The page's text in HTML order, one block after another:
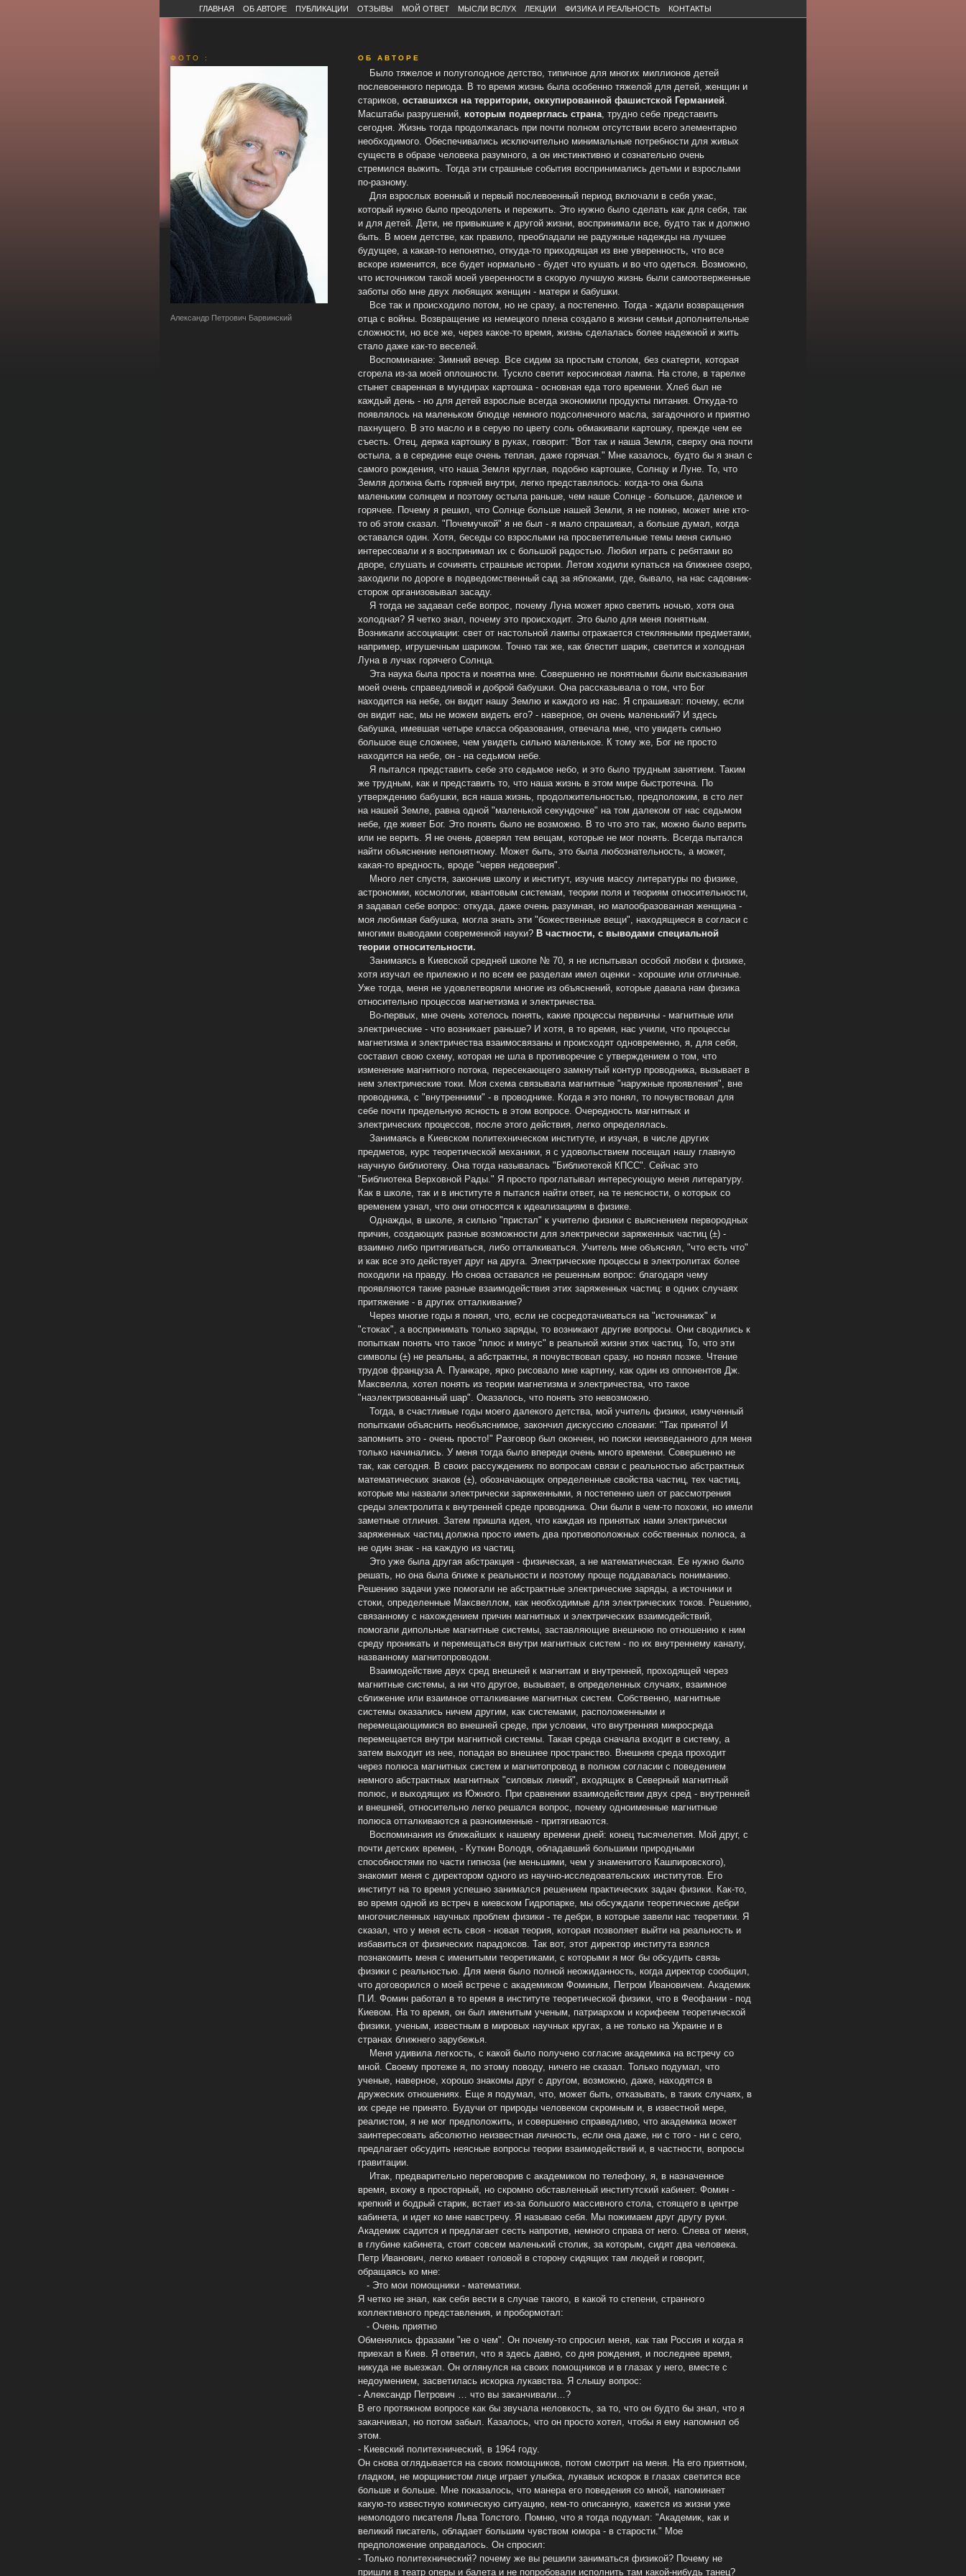
ГЛАВНАЯ ОБ АВТОРЕ ПУБЛИКАЦИИ ОТЗЫВЫ МОЙ ОТВЕТ МЫСЛИ ВСЛУХ ЛЕКЦИИ ФИЗИКА И РЕАЛЬНОСТЬ КОНТАКТЫ
Ф О Т О :
Александр Петрович Барвинский
О Б А В Т О Р Е
Было тяжелое и полуголодное детство, типичное для многих миллионов детей
послевоенного периода. В то время жизнь была особенно тяжелой для детей, женщин и
стариков, оставшихся на территории, оккупированной фашистской Германией.
Масштабы разрушений, которым подверглась страна, трудно себе представить
сегодня. Жизнь тогда продолжалась при почти полном отсутствии всего элементарно
необходимого. Обеспечивались исключительно минимальные потребности для живых
существ в образе человека разумного, а он инстинктивно и сознательно очень
стремился выжить. Тогда эти страшные события воспринимались детьми и взрослыми
по-разному.
Для взрослых военный и первый послевоенный период включали в себя ужас,
который нужно было преодолеть и пережить. Это нужно было сделать как для себя, так
и для детей. Дети, не привыкшие к другой жизни, воспринимали все, будто так и должно
быть. В моем детстве, как правило, преобладали не радужные надежды на лучшее
будущее, а какая-то непонятно, откуда-то приходящая из вне уверенность, что все
вскоре изменится, все будет нормально - будет что кушать и во что одеться. Возможно,
что источником такой моей уверенности в скорую лучшую жизнь были самоотверженные
заботы обо мне двух любящих женщин - матери и бабушки.
Все так и происходило потом, но не сразу, а постепенно. Тогда - ждали возвращения
отца с войны. Возвращение из немецкого плена создало в жизни семьи дополнительные
сложности, но все же, через какое-то время, жизнь сделалась более надежной и жить
стало даже как-то веселей.
Воспоминание: Зимний вечер. Все сидим за простым столом, без скатерти, которая
сгорела из-за моей оплошности. Тускло светит керосиновая лампа. На столе, в тарелке
стынет сваренная в мундирах картошка - основная еда того времени. Хлеб был не
каждый день - но для детей взрослые всегда экономили продукты питания. Откуда-то
появлялось на маленьком блюдце немного подсолнечного масла, загадочного и приятно
пахнущего. В это масло и в серую по цвету соль обмакивали картошку, прежде чем ее
съесть. Отец, держа картошку в руках, говорит: "Вот так и наша Земля, сверху она почти
остыла, а в середине еще очень теплая, даже горячая." Мне казалось, будто бы я знал с
самого рождения, что наша Земля круглая, подобно картошке, Солнцу и Луне. То, что
Земля должна быть горячей внутри, легко представлялось: когда-то она была
маленьким солнцем и поэтому остыла раньше, чем наше Солнце - большое, далекое и
горячее. Почему я решил, что Солнце больше нашей Земли, я не помню, может мне кто-
то об этом сказал. "Почемучкой" я не был - я мало спрашивал, а больше думал, когда
оставался один. Хотя, беседы со взрослыми на просветительные темы меня сильно
интересовали и я воспринимал их с большой радостью. Любил играть с ребятами во
дворе, слушать и сочинять страшные истории. Летом ходили купаться на ближнее озеро,
заходили по дороге в подведомственный сад за яблоками, где, бывало, на нас садовник-
сторож организовывал засаду.
Я тогда не задавал себе вопрос, почему Луна может ярко светить ночью, хотя она
холодная? Я четко знал, почему это происходит. Это было для меня понятным.
Возникали ассоциации: свет от настольной лампы отражается стеклянными предметами,
например, игрушечным шариком. Точно так же, как блестит шарик, светится и холодная
Луна в лучах горячего Солнца.
Эта наука была проста и понятна мне. Совершенно не понятными были высказывания
моей очень справедливой и доброй бабушки. Она рассказывала о том, что Бог
находится на небе, он видит нашу Землю и каждого из нас. Я спрашивал: почему, если
он видит нас, мы не можем видеть его? - наверное, он очень маленький? И здесь
бабушка, имевшая четыре класса образования, отвечала мне, что увидеть сильно
большое еще сложнее, чем увидеть сильно маленькое. К тому же, Бог не просто
находится на небе, он - на седьмом небе.
Я пытался представить себе это седьмое небо, и это было трудным занятием. Таким
же трудным, как и представить то, что наша жизнь в этом мире быстротечна. По
утверждению бабушки, вся наша жизнь, продолжительностью, предположим, в сто лет
на нашей Земле, равна одной "маленькой секундочке" на том далеком от нас седьмом
небе, где живет Бог. Это понять было не возможно. В то что это так, можно было верить
или не верить. Я не очень доверял тем вещам, которые не мог понять. Всегда пытался
найти объяснение непонятному. Может быть, это была любознательность, а может,
какая-то вредность, вроде "червя недоверия".
Много лет спустя, закончив школу и институт, изучив массу литературы по физике,
астрономии, космологии, квантовым системам, теории поля и теориям относительности,
я задавал себе вопрос: откуда, даже очень разумная, но малообразованная женщина -
моя любимая бабушка, могла знать эти "божественные вещи", находящиеся в согласи с
многими выводами современной науки? В частности, с выводами специальной
теории относительности.
Занимаясь в Киевской средней школе № 70, я не испытывал особой любви к физике,
хотя изучал ее прилежно и по всем ее разделам имел оценки - хорошие или отличные.
Уже тогда, меня не удовлетворяли многие из объяснений, которые давала нам физика
относительно процессов магнетизма и электричества.
Во-первых, мне очень хотелось понять, какие процессы первичны - магнитные или
электрические - что возникает раньше? И хотя, в то время, нас учили, что процессы
магнетизма и электричества взаимосвязаны и происходят одновременно, я, для себя,
составил свою схему, которая не шла в противоречие с утверждением о том, что
изменение магнитного потока, пересекающего замкнутый контур проводника, вызывает в
нем электрические токи. Моя схема связывала магнитные "наружные проявления", вне
проводника, с "внутренними" - в проводнике. Когда я это понял, то почувствовал для
себе почти предельную ясность в этом вопросе. Очередность магнитных и
электрических процессов, после этого действия, легко определялась.
Занимаясь в Киевском политехническом институте, и изучая, в числе других
предметов, курс теоретической механики, я с удовольствием посещал нашу главную
научную библиотеку. Она тогда называлась "Библиотекой КПСС". Сейчас это
"Библиотека Верховной Рады." Я просто проглатывал интересующую меня литературу.
Как в школе, так и в институте я пытался найти ответ, на те неясности, о которых со
временем узнал, что они относятся к идеализациям в физике.
Однажды, в школе, я сильно "пристал" к учителю физики с выяснением первородных
причин, создающих разные возможности для электрически заряженных частиц (±) -
взаимно либо притягиваться, либо отталкиваться. Учитель мне объяснял, "что есть что"
и как все это действует друг на друга. Электрические процессы в электролитах более
походили на правду. Но снова оставался не решенным вопрос: благодаря чему
проявляются такие разные взаимодействия этих заряженных частиц: в одних случаях
притяжение - в других отталкивание?
Через многие годы я понял, что, если не сосредотачиваться на "источниках" и
"стоках", а воспринимать только заряды, то возникают другие вопросы. Они сводились к
попыткам понять что такое "плюс и минус" в реальной жизни этих частиц. То, что эти
символы (±) не реальны, а абстрактны, я почувствовал сразу, но понял позже. Чтение
трудов француза А. Пуанкаре, ярко рисовало мне картину, как один из оппонентов Дж.
Максвелла, хотел понять из теории магнетизма и электричества, что такое
"наэлектризованный шар". Оказалось, что понять это невозможно.
Тогда, в счастливые годы моего далекого детства, мой учитель физики, измученный
попытками объяснить необъяснимое, закончил дискуссию словами: "Так принято! И
запомнить это - очень просто!" Разговор был окончен, но поиски неизведанного для меня
только начинались. У меня тогда было впереди очень много времени. Совершенно не
так, как сегодня. В своих рассуждениях по вопросам связи с реальностью абстрактных
математических знаков (±), обозначающих определенные свойства частиц, тех частиц,
которые мы назвали электрически заряженными, я постепенно шел от рассмотрения
среды электролита к внутренней среде проводника. Они были в чем-то похожи, но имели
заметные отличия. Затем пришла идея, что каждая из принятых нами электрически
заряженных частиц должна просто иметь два противоположных собственных полюса, а
не один знак - на каждую из частиц.
Это уже была другая абстракция - физическая, а не математическая. Ее нужно было
решать, но она была ближе к реальности и поэтому проще поддавалась пониманию.
Решению задачи уже помогали не абстрактные электрические заряды, а источники и
стоки, определенные Максвеллом, как необходимые для электрических токов. Решению,
связанному с нахождением причин магнитных и электрических взаимодействий,
помогали дипольные магнитные системы, заставляющие внешнюю по отношению к ним
среду проникать и перемещаться внутри магнитных систем - по их внутреннему каналу,
названному магнитопроводом.
Взаимодействие двух сред внешней к магнитам и внутренней, проходящей через
магнитные системы, а ни что другое, вызывает, в определенных случаях, взаимное
сближение или взаимное отталкивание магнитных систем. Собственно, магнитные
системы оказались ничем другим, как системами, расположенными и
перемещающимися во внешней среде, при условии, что внутренняя микросреда
перемещается внутри магнитной системы. Такая среда сначала входит в систему, а
затем выходит из нее, попадая во внешнее пространство. Внешняя среда проходит
через полюса магнитных систем и магнитопровод в полном согласии с поведением
немного абстрактных магнитных "силовых линий", входящих в Северный магнитный
полюс, и выходящих из Южного. При сравнении взаимодействии двух сред - внутренней
и внешней, относительно легко решался вопрос, почему одноименные магнитные
полюса отталкиваются а разноименные - притягиваются.
Воспоминания из ближайших к нашему времени дней: конец тысячелетия. Мой друг, с
почти детских времен, - Куткин Володя, обладавший большими природными
способностями по части гипноза (не меньшими, чем у знаменитого Кашпировского),
знакомит меня с директором одного из научно-исследовательских институтов. Его
институт на то время успешно занимался решением практических задач физики. Как-то,
во время одной из встреч в киевском Гидропарке, мы обсуждали теоретические дебри
многочисленных научных проблем физики - те дебри, в которые завели нас теоретики. Я
сказал, что у меня есть своя - новая теория, которая позволяет выйти на реальность и
избавиться от физических парадоксов. Так вот, этот директор института взялся
познакомить меня с именитыми теоретиками, с которыми я мог бы обсудить связь
физики с реальностью. Для меня было полной неожиданность, когда директор сообщил,
что договорился о моей встрече с академиком Фоминым, Петром Ивановичем. Академик
П.И. Фомин работал в то время в институте теоретической физики, что в Феофании - под
Киевом. На то время, он был именитым ученым, патриархом и корифеем теоретической
физики, ученым, известным в мировых научных кругах, а не только на Украине и в
странах ближнего зарубежья.
Меня удивила легкость, с какой было получено согласие академика на встречу со
мной. Своему протеже я, по этому поводу, ничего не сказал. Только подумал, что
ученые, наверное, хорошо знакомы друг с другом, возможно, даже, находятся в
дружеских отношениях. Еще я подумал, что, может быть, отказывать, в таких случаях, в
их среде не принято. Будучи от природы человеком скромным и, в известной мере,
реалистом, я не мог предположить, и совершенно справедливо, что академика может
заинтересовать абсолютно неизвестная личность, если она даже, ни с того - ни с сего,
предлагает обсудить неясные вопросы теории взаимодействий и, в частности, вопросы
гравитации.
Итак, предварительно переговорив с академиком по телефону, я, в назначенное
время, вхожу в просторный, но скромно обставленный институтский кабинет. Фомин -
крепкий и бодрый старик, встает из-за большого массивного стола, стоящего в центре
кабинета, и идет ко мне навстречу. Я называю себя. Мы пожимаем друг другу руки.
Академик садится и предлагает сесть напротив, немного справа от него. Слева от меня,
в глубине кабинета, стоит совсем маленький столик, за которым, сидят два человека.
Петр Иванович, легко кивает головой в сторону сидящих там людей и говорит,
обращаясь ко мне:
- Это мои помощники - математики.
Я четко не знал, как себя вести в случае такого, в какой то степени, странного
коллективного представления, и пробормотал:
- Очень приятно
Обменялись фразами "не о чем". Он почему-то спросил меня, как там Россия и когда я
приехал в Киев. Я ответил, что я здесь давно, со дня рождения, и последнее время,
никуда не выезжал. Он оглянулся на своих помощников и в глазах у него, вместе с
недоумением, засветилась искорка лукавства. Я слышу вопрос:
- Александр Петрович … что вы заканчивали…?
В его протяжном вопросе как бы звучала неловкость, за то, что он будто бы знал, что я
заканчивал, но потом забыл. Казалось, что он просто хотел, чтобы я ему напомнил об
этом.
- Киевский политехнический, в 1964 году.
Он снова оглядывается на своих помощников, потом смотрит на меня. На его приятном,
гладком, не морщинистом лице играет улыбка, лукавых искорок в глазах светится все
больше и больше. Мне показалось, что манера его поведения со мной, напоминает
какую-то известную комическую ситуацию, кем-то описанную, кажется из жизни уже
немолодого писателя Льва Толстого. Помню, что я тогда подумал: "Академик, как и
великий писатель, обладает большим чувством юмора - в старости." Мое
предположение оправдалось. Он спросил:
- Только политехнический? почему же вы решили заниматься физикой? Почему не
пришли в театр оперы и балета и не попробовали исполнить там какой-нибудь танец?